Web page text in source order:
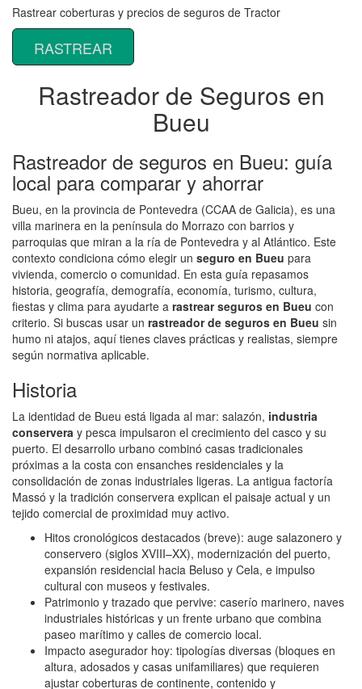
Rastrear coberturas y precios de seguros de Tractor
RASTREAR
Rastreador de Seguros en
Bueu
Rastreador de seguros en Bueu: guía
local para comparar y ahorrar
Bueu, en la provincia de Pontevedra (CCAA de Galicia), es una
villa marinera en la península do Morrazo con barrios y
parroquias que miran a la ría de Pontevedra y al Atlántico. Este
contexto condiciona cómo elegir un seguro en Bueu para
vivienda, comercio o comunidad. En esta guía repasamos
historia, geografía, demografía, economía, turismo, cultura,
fiestas y clima para ayudarte a rastrear seguros en Bueu con
criterio. Si buscas usar un rastreador de seguros en Bueu sin
humo ni atajos, aquí tienes claves prácticas y realistas, siempre
según normativa aplicable.
Historia
La identidad de Bueu está ligada al mar: salazón, industria
conservera y pesca impulsaron el crecimiento del casco y su
puerto. El desarrollo urbano combinó casas tradicionales
próximas a la costa con ensanches residenciales y la
consolidación de zonas industriales ligeras. La antigua factoría
Massó y la tradición conservera explican el paisaje actual y un
tejido comercial de proximidad muy activo.
Hitos cronológicos destacados (breve): auge salazonero y
conservero (siglos XVIII–XX), modernización del puerto,
expansión residencial hacia Beluso y Cela, e impulso
cultural con museos y festivales.
Patrimonio y trazado que pervive: caserío marinero, naves
industriales históricas y un frente urbano que combina
paseo marítimo y calles de comercio local.
Impacto asegurador hoy: tipologías diversas (bloques en
altura, adosados y casas unifamiliares) que requieren
ajustar coberturas de continente, contenido y